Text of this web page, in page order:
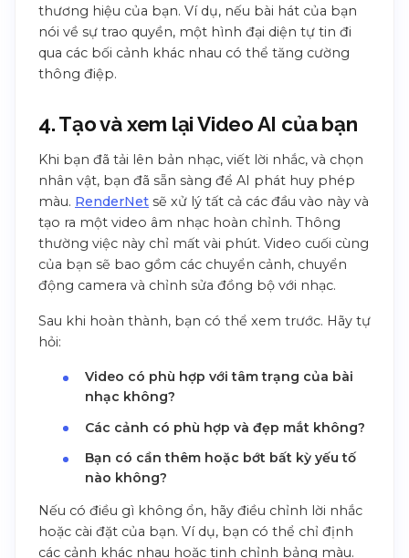
thương hiệu của bạn. Ví dụ, nếu bài hát của bạn
nói về sự trao quyền, một hình đại diện tự tin đi
qua các bối cảnh khác nhau có thể tăng cường
thông điệp.
4. Tạo và xem lại Video AI của bạn
Khi bạn đã tải lên bản nhạc, viết lời nhắc, và chọn
nhân vật, bạn đã sẵn sàng để AI phát huy phép
màu. RenderNet sẽ xử lý tất cả các đầu vào này và
tạo ra một video âm nhạc hoàn chỉnh. Thông
thường việc này chỉ mất vài phút. Video cuối cùng
của bạn sẽ bao gồm các chuyển cảnh, chuyển
động camera và chỉnh sửa đồng bộ với nhạc.
Sau khi hoàn thành, bạn có thể xem trước. Hãy tự
hỏi:
Video có phù hợp với tâm trạng của bài
nhạc không?
Các cảnh có phù hợp và đẹp mắt không?
Bạn có cần thêm hoặc bớt bất kỳ yếu tố
nào không?
Nếu có điều gì không ổn, hãy điều chỉnh lời nhắc
hoặc cài đặt của bạn. Ví dụ, bạn có thể chỉ định
các cảnh khác nhau hoặc tinh chỉnh bảng màu.